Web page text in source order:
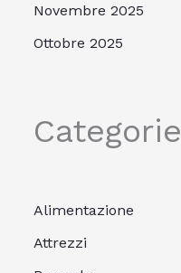
Novembre 2025
Ottobre 2025
Categorie
Alimentazione
Attrezzi